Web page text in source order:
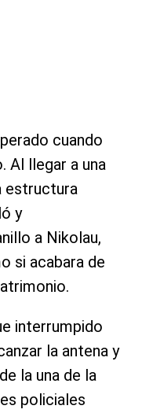
cuando
Al llegar a una
estructura
y
a Nikolau,
si acabara de
interrumpido
la antena y
la una de la
policiales